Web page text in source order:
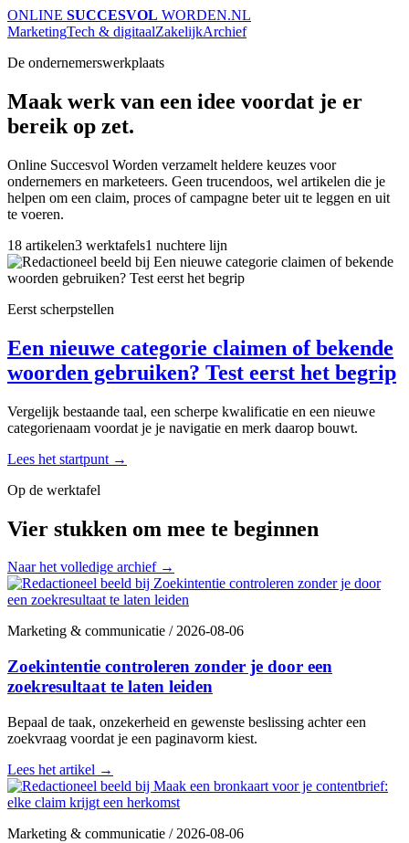
ONLINE SUCCESVOL WORDEN.NL
MarketingTech & digitaalZakelijkArchief
De ondernemerswerkplaats
Maak werk van een idee voordat je er
bereik op zet.
Online Succesvol Worden verzamelt heldere keuzes voor
ondernemers en marketeers. Geen trucendoos, wel artikelen die je
helpen om een claim, proces of campagne beter uit te leggen en uit
te voeren.
18 artikelen3 werktafels1 nuchtere lijn
Eerst scherpstellen
Een nieuwe categorie claimen of bekende
woorden gebruiken? Test eerst het begrip
Vergelijk bestaande taal, een scherpe kwalificatie en een nieuwe
categorienaam voordat je je navigatie en merk daarop bouwt.
Lees het startpunt →
Op de werktafel
Vier stukken om mee te beginnen
Naar het volledige archief →
Marketing & communicatie /2026-08-06
Zoekintentie controleren zonder je door een
zoekresultaat te laten leiden
Bepaal de taak, onzekerheid en gewenste beslissing achter een
zoekvraag voordat je een paginavorm kiest.
Lees het artikel →
Marketing & communicatie /2026-08-06